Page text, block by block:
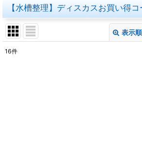
【水槽整理】ディスカスお買い得
表示
16件